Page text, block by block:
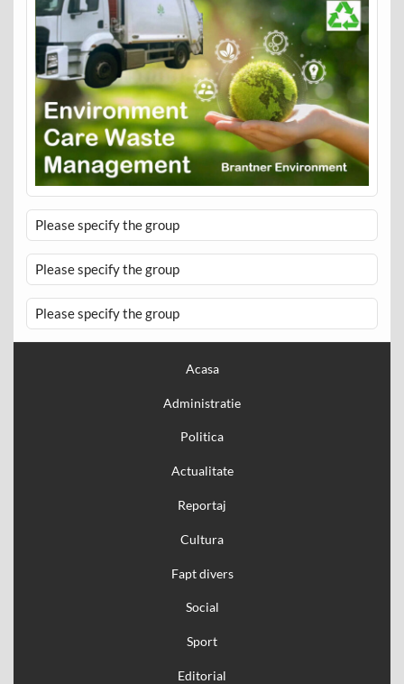
Please specify the group
Please specify the group
Please specify the group
Acasa
Administratie
Politica
Actualitate
Reportaj
Cultura
Fapt divers
Social
Sport
Editorial